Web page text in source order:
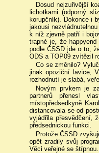
Dosud nejzuřivější
lichotkami (odporný
korupčník). Dokonce i
jakousi
k níž zjevně patří i
trapné je, že
podle ČSSD jde o to,
ODS a TOP09 zvítězil
Co se změnilo?
jinak opoziční lavice,
rozhodnutí je slabá,
Novým prvkem je
partnerů přenesl
místopředsedkyně
distancovala se od
vyjádřila přesvědčení,
předsednickou funkci.
Protože ČSSD
opět zradily svůj
Věci veřejné se štípnou.